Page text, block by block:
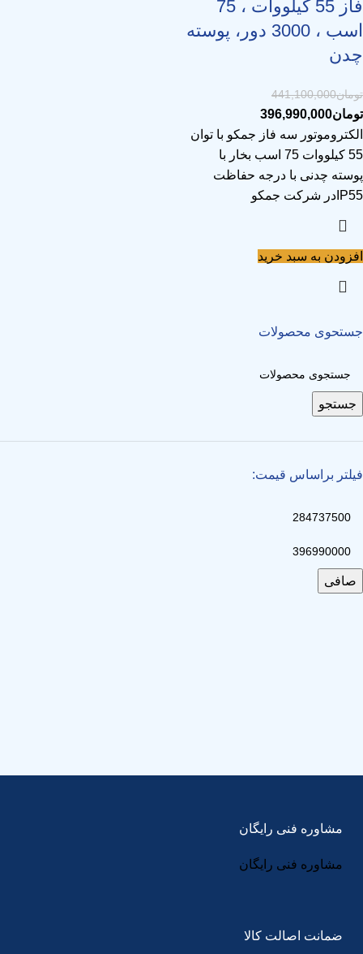
جستحوی محصولات
جستجو
فیلتر براساس قیمت:
صافی
فاز 55 کیلووات ، 75
اسب ، 3000 دور، پوسته
چدن
تومان441,100,000
تومان396,990,000
الکتروموتور سه فاز جمکو با توان
55 کیلووات 75 اسب بخار با
پوسته چدنی با درجه حفاظت
IP55در شرکت جمکو
افزودن به سبد خرید
مشاوره فنی رایگان
مشاوره فنی رایگان
ضمانت اصالت کالا